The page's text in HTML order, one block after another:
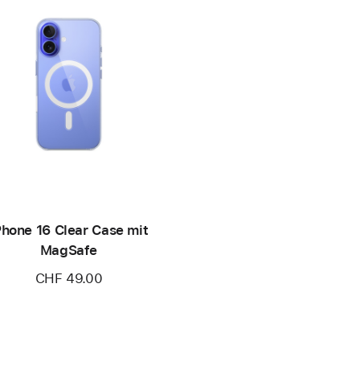
16 Clear Case mit
MagSafe
CHF 49.00